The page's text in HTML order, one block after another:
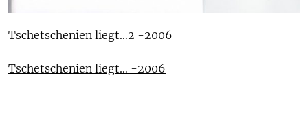
Tschetschenien liegt…2 -2006
Tschetschenien liegt… -2006